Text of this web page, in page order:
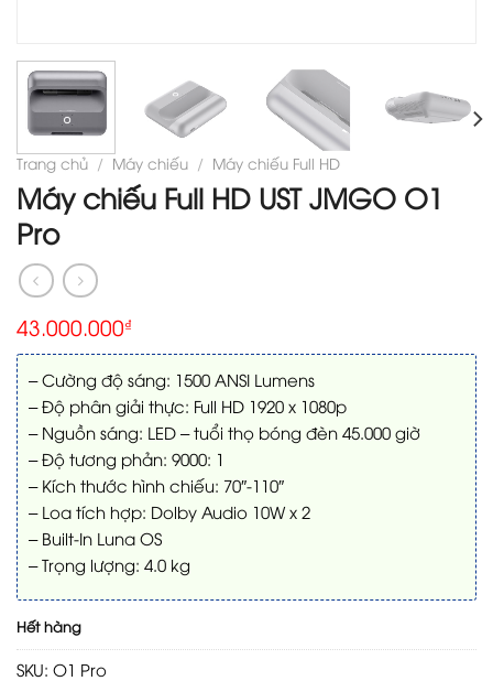
Trang chủ / Máy chiếu / Máy chiếu Full HD
Máy chiếu Full HD UST JMGO O1
Pro
43.000.000₫
– Cường độ sáng: 1500 ANSI Lumens
– Độ phân giải thực: Full HD 1920 x 1080p
– Nguồn sáng: LED – tuổi thọ bóng đèn 45.000 giờ
– Độ tương phản: 9000: 1
– Kích thước hình chiếu: 70″-110″
– Loa tích hợp: Dolby Audio 10W x 2
– Built-In Luna OS
– Trọng lượng: 4.0 kg
Hết hàng
SKU: O1 Pro